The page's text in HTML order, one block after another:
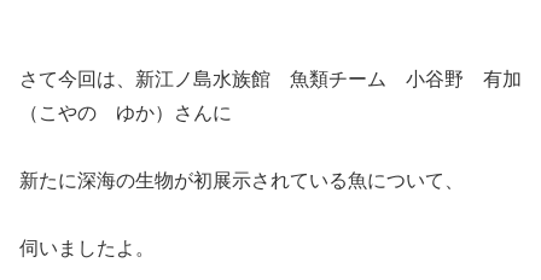
さて今回は、新江ノ島水族館 魚類チーム 小谷野 有加
（こやの ゆか）さんに
新たに深海の生物が初展示されている魚について、
伺いましたよ。